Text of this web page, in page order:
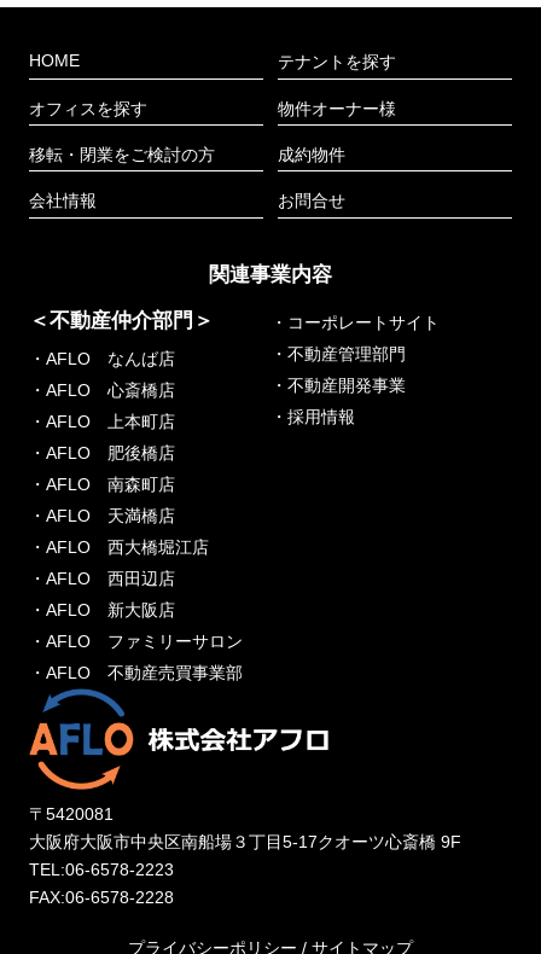
HOME
オフィスを探す
移転・閉業をご検討の方
会社情報
テナントを探す
物件オーナー様
成約物件
お問合せ
関連事業内容
＜不動産仲介部門＞
・AFLO なんば店
・AFLO 心斎橋店
・AFLO 上本町店
・AFLO 肥後橋店
・AFLO 南森町店
・AFLO 天満橋店
・AFLO 西大橋堀江店
・AFLO 西田辺店
・AFLO 新大阪店
・AFLO ファミリーサロン
・AFLO 不動産売買事業部
・コーポレートサイト
・不動産管理部門
・不動産開発事業
・採用情報
〒5420081
大阪府大阪市中央区南船場３丁目5-17クオーツ心斎橋 9F
TEL:06-6578-2223
FAX:06-6578-2228
プライバシーポリシー / サイトマップ